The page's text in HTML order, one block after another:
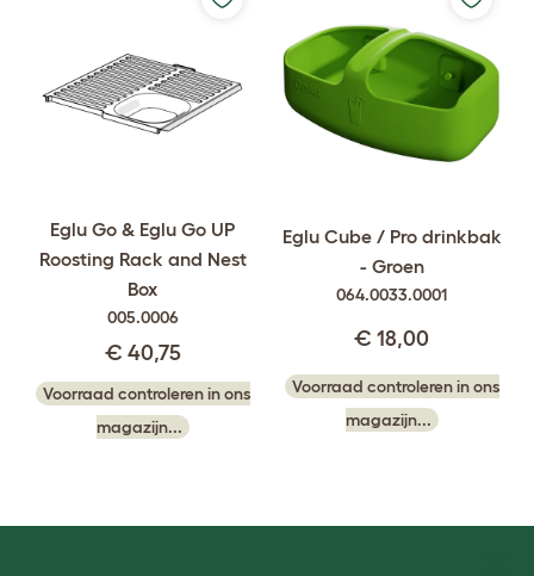
Eglu Go & Eglu Go UP
Roosting Rack and Nest
Box
005.0006
€ 40,75
Voorraad controleren in ons
magazijn...
Eglu Cube / Pro drinkbak
- Groen
064.0033.0001
€ 18,00
Voorraad controleren in ons
magazijn...